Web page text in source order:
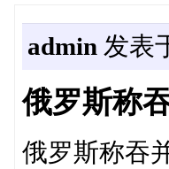
admin 发表
俄罗斯称
俄罗斯称吞